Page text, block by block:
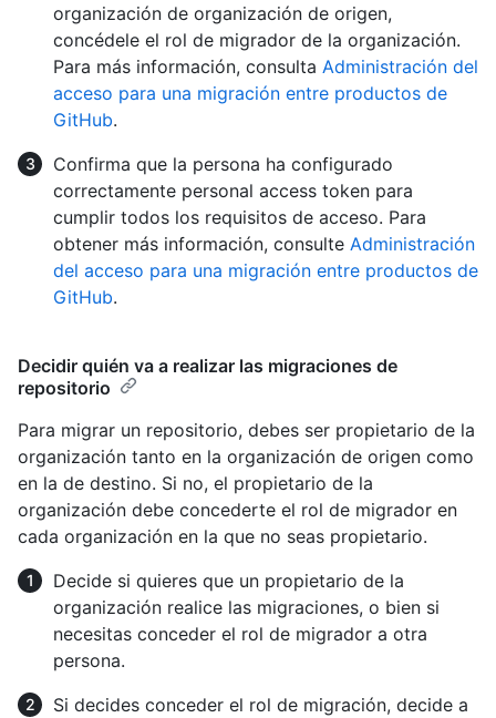
organización de organización de origen,
concédele el rol de migrador de la organización.
Para más información, consulta Administración del
acceso para una migración entre productos de
GitHub.
Confirma que la persona ha configurado
correctamente personal access token para
cumplir todos los requisitos de acceso. Para
obtener más información, consulte Administración
del acceso para una migración entre productos de
GitHub.
Decidir quién va a realizar las migraciones de
repositorio
Para migrar un repositorio, debes ser propietario de la
organización tanto en la organización de origen como
en la de destino. Si no, el propietario de la
organización debe concederte el rol de migrador en
cada organización en la que no seas propietario.
Decide si quieres que un propietario de la
organización realice las migraciones, o bien si
necesitas conceder el rol de migrador a otra
persona.
Si decides conceder el rol de migración, decide a